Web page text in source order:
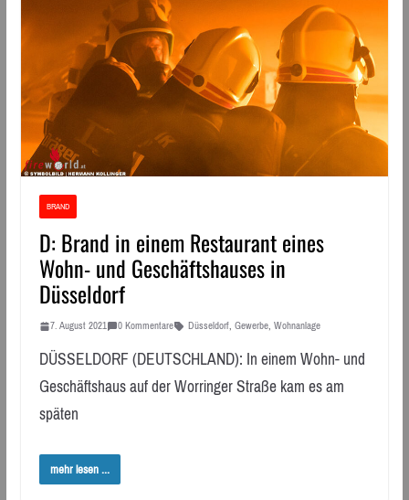
BRAND
D: Brand in einem Restaurant eines
Wohn- und Geschäftshauses in
Düsseldorf
7. August 2021 0 Kommentare Düsseldorf, Gewerbe, Wohnanlage
DÜSSELDORF (DEUTSCHLAND): In einem Wohn- und
Geschäftshaus auf der Worringer Straße kam es am
späten
mehr lesen ...